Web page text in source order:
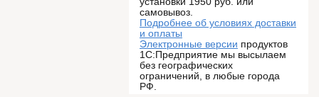
самовывоз.
Подробнее об условиях доставки
и оплаты
Электронные версии продуктов
1С:Предприятие мы высылаем
без географических
ограничений, в любые города
РФ.